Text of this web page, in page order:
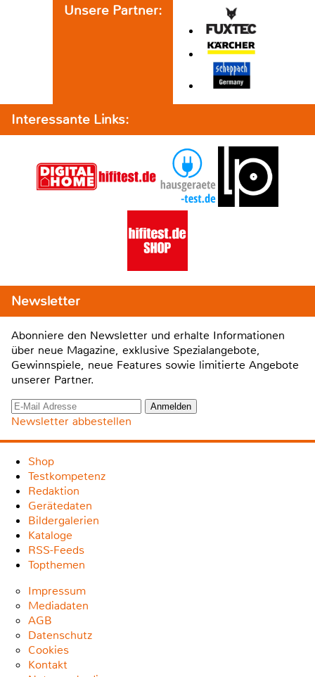
Unsere Partner:
Interessante Links:
Newsletter
Abonniere den Newsletter und erhalte Informationen
über neue Magazine, exklusive Spezialangebote,
Gewinnspiele, neue Features sowie limitierte Angebote
unserer Partner.
Newsletter abbestellen
Shop
Testkompetenz
Redaktion
Gerätedaten
Bildergalerien
Kataloge
RSS-Feeds
Topthemen
Impressum
Mediadaten
AGB
Datenschutz
Cookies
Kontakt